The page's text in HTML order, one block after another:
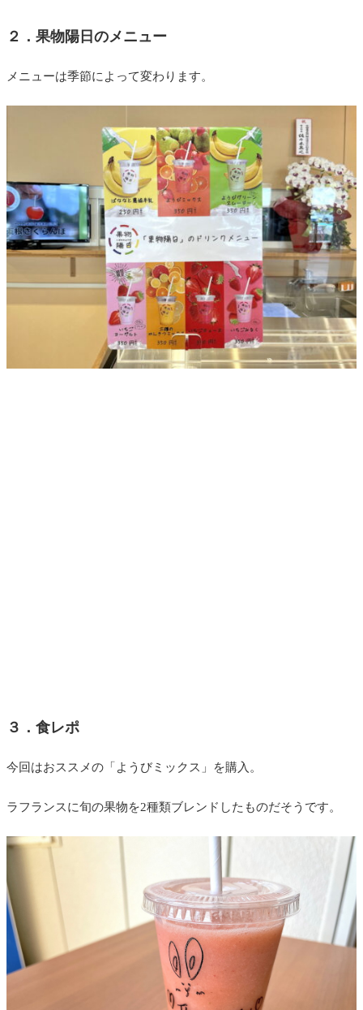
２．果物陽日のメニュー
メニューは季節によって変わります。
３．食レポ
今回はおススメの「ようびミックス」を購入。
ラフランスに旬の果物を2種類ブレンドしたものだそうです。